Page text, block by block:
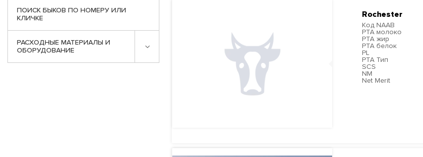
ПОИСК БЫКОВ ПО НОМЕРУ ИЛИ
КЛИЧКЕ
РАСХОДНЫЕ МАТЕРИАЛЫ И
ОБОРУДОВАНИЕ
Rochester
Код NAAB
PTA молоко
PTA жир
PTA белок
PL
PTA Тип
SCS
NM
Net Merit